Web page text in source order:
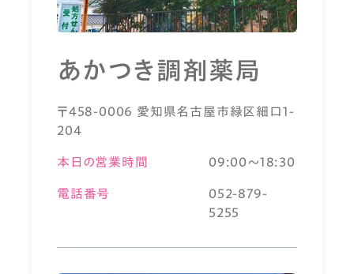
あかつき調剤薬局
〒458-0006 愛知県名古屋市緑区細口1-
204
本日の営業時間 09:00～18:30
電話番号
052-879-
5255